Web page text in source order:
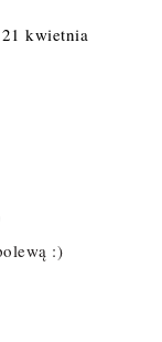
21 kwietnia
:)